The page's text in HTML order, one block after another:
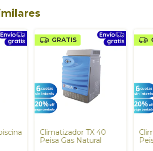
GRATIS
Climatizador TX 40
Peisa Gas Natural